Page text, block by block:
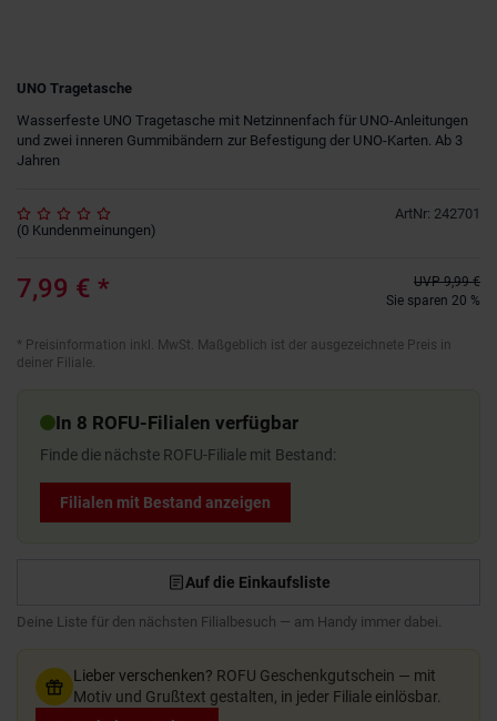
UNO Tragetasche
Wasserfeste UNO Tragetasche mit Netzinnenfach für UNO-Anleitungen
und zwei inneren Gummibändern zur Befestigung der UNO-Karten. Ab 3
Jahren
ArtNr: 242701
(0 Kundenmeinungen)
7,99 € * UVP 9,99 €
Sie sparen 20 %
* Preisinformation inkl. MwSt. Maßgeblich ist der ausgezeichnete Preis in
deiner Filiale.
In 8 ROFU-Filialen verfügbar
Finde die nächste ROFU-Filiale mit Bestand:
Filialen mit Bestand anzeigen
Auf die Einkaufsliste
Deine Liste für den nächsten Filialbesuch — am Handy immer dabei.
Lieber verschenken? ROFU Geschenkgutschein — mit
Motiv und Grußtext gestalten, in jeder Filiale einlösbar.